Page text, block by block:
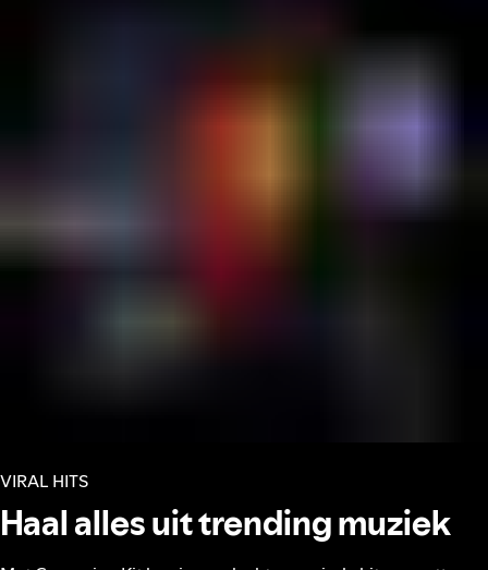
VIRAL HITS
Haal alles uit trending muziek